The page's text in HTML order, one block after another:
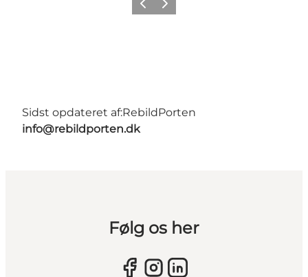
Forrige billede
Næste billede
Sidst opdateret af:RebildPorten
info@rebildporten.dk
Følg os her